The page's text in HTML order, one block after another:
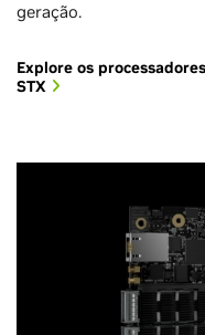
geração.
Explore os
STX